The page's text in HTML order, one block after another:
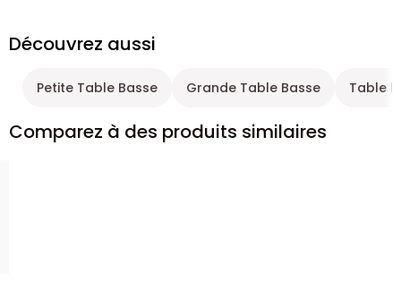
Découvrez aussi
Petite Table Basse Grande Table Basse Table
Comparez à des produits similaires